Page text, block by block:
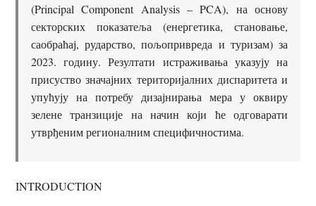
(Principal Component Analysis – PCA), на основу
секторских показатеља (енергетика, становање,
саобраћај, рударство, пољопривреда и туризам) за
2023. годину. Резултати истраживања указују на
присуство значајних територијалних диспаритета и
упућују на потребу дизајнирања мера у оквиру
зелене транзиције на начин који ће одговарати
утврђеним регионалним специфичностима.
INTRODUCTION